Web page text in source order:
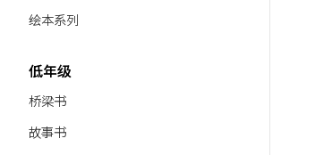
绘本系列
低年级
桥梁书
故事书